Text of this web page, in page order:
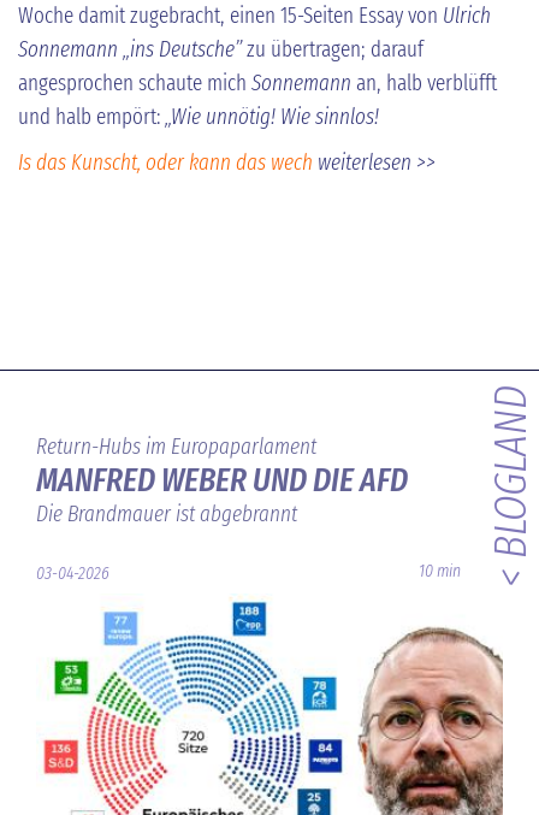
Woche damit zugebracht, einen 15-Seiten Essay von Ulrich
Sonnemann „ins Deutsche”zu übertragen; darauf
angesprochen schaute mich Sonnemann an, halb verblüfft
und halb empört:„Wie unnötig! Wie sinnlos!
Is das Kunscht, oder kann das wech weiterlesen >>
< BLOGLAND
Return-Hubs im Europaparlament
MANFRED WEBER UND DIE AFD
Die Brandmauer ist abgebrannt
03-04-2026 10 min